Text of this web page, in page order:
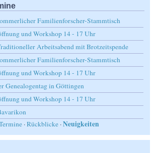
Familienforscher-Stammtisch
und Workshop 14 - 17 Uhr
Arbeitsabend mit Brotzeitspende
Familienforscher-Stammtisch
und Workshop 14 - 17 Uhr
Genealogentag in Göttingen
und Workshop 14 - 17 Uhr
·Rückblicke ·Neuigkeiten